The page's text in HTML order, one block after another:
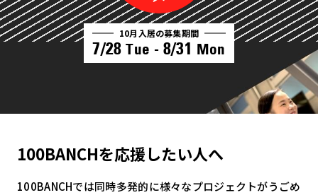
10月入居の募集期間
7/28 Tue - 8/31 Mon
100BANCHを応援したい人へ
100BANCHでは同時多発的に様々なプロジェクトがうごめ